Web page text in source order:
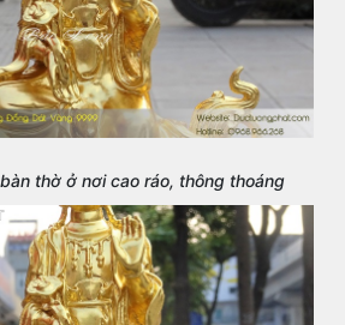
thờ ở nơi cao ráo, thông thoáng